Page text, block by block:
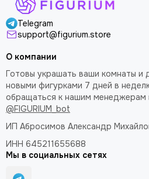
Telegram
support@figurium.store
О компании
Готовы украшать ваши комнаты и
новыми фигурками 7 дней в
обращаться к нашим менеджерам
@FIGURIUM_bot
ИП Абросимов Александр
ИНН 645211655688
Мы в социальных сетях